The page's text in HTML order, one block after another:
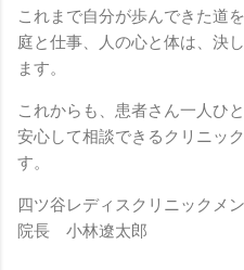
これまで自分が歩んできた道
庭と仕事、人の心と体は、決
ます。
これからも、患者さん一人ひ
安心して相談できるクリニッ
す。
四ツ谷レディスクリニックメ
院長 小林遼太郎